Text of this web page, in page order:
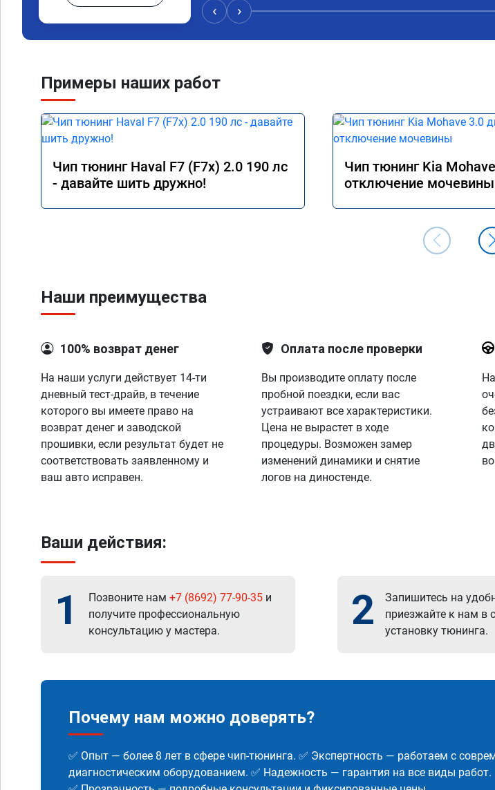
Вообщем доволен как слон )))
Рекомендую компанию!
‹ ›
Примеры наших работ
Чип тюнинг Haval F7 (F7x) 2.0 190 лс
- давайте шить дружно!
Чип тюнинг Kia
отключение мочевины
Наши преимущества
100% возврат денег
На наши услуги действует 14-ти
дневный тест-драйв, в течение
которого вы имеете право на
возврат денег и заводской
прошивки, если результат будет не
соответствовать заявленному и
ваш авто исправен.
Оплата после проверки
Вы производите оплату после
пробной поездки, если вас
устраивают все характеристики.
Цена не вырастет в ходе
процедуры. Возможен замер
изменений динамики и снятие
логов на диностенде.
Ваши действия:
1 Позвоните нам +7 (8692) 77-90-35 и
получите профессиональную
консультацию у мастера.
2
Запишитесь на
приезжайте к нам в
установку тюнинга.
Почему нам можно доверять?
✅ Опыт — более 8 лет в сфере чип-тюнинга. ✅ Экспертность — работаем с
диагностическим оборудованием. ✅ Надежность — гарантия на все виды работ.